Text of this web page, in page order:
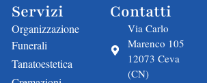
Servizi
Organizzazione
Funerali
Tanatoestetica
Contatti
Via Carlo
Marenco 105
12073 Ceva
(CN)